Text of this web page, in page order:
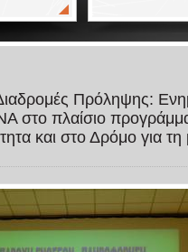
Πρόληψης:
στο πλαίσιο
και στο Δρόμο για